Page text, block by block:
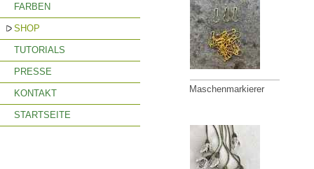
FARBEN
SHOP
TUTORIALS
PRESSE
KONTAKT
STARTSEITE
Maschenmarkierer